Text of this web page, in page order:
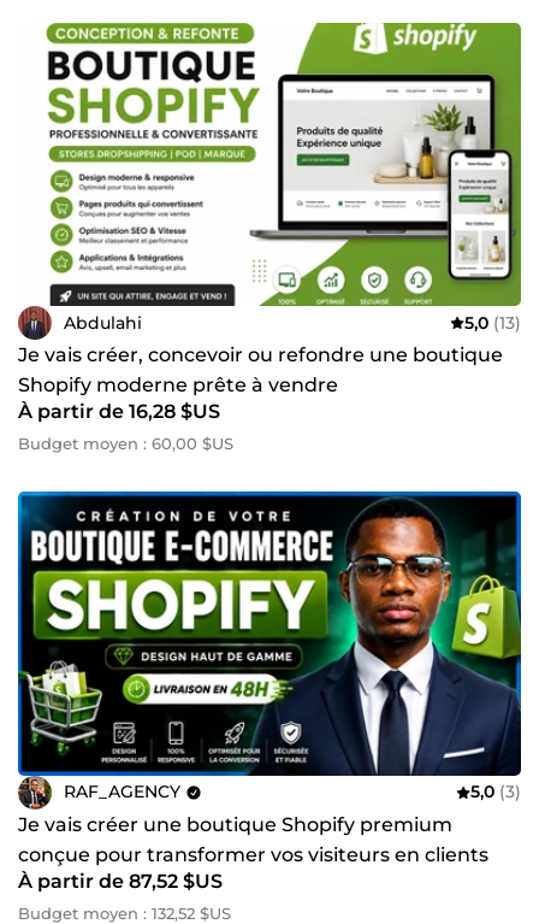
Abdulahi 5,0 (13)
Je vais créer, concevoir ou refondre une boutique
Shopify moderne prête à vendre
À partir de 16,28 $US
Budget moyen : 60,00 $US
RAF_AGENCY 5,0 (3)
Je vais créer une boutique Shopify premium
conçue pour transformer vos visiteurs en clients
À partir de 87,52 $US
Budget moyen : 132,52 $US